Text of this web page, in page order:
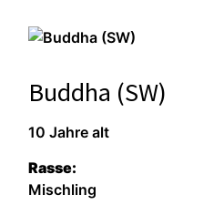
Buddha (SW)
10 Jahre alt
Rasse:
Mischling